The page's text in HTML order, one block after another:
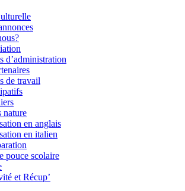
et solidaires sur le territoire de
d’administration
de travail
nature
en anglais
en italien
pouce scolaire
et Récup’